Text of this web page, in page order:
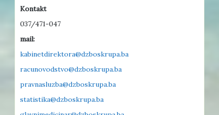
Kontakt
037/471-047
mail:
kabinetdirektora@dzboskrupa.ba
racunovodstvo@dzboskrupa.ba
pravnasluzba@dzboskrupa.ba
statistika@dzboskrupa.ba